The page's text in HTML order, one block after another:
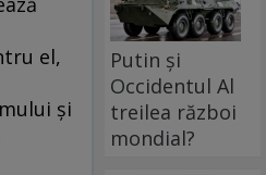
el,
şi
Putin și
Occidentul Al
treilea război
mondial?